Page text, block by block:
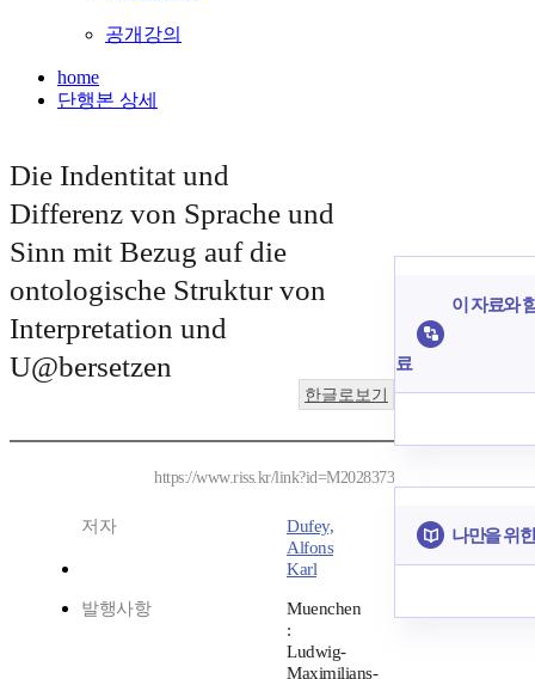
공개강의
home
단행본 상세
Die Indentitat und
Differenz von Sprache und
Sinn mit Bezug auf die
ontologische Struktur von
Interpretation und
U@bersetzen
한글로보기
https://www.riss.kr/link?id=M2028373
저자
Dufey,
Alfons
Karl
발행사항
Muenchen
:
Ludwig-
Maximilians-
이 자료와
료
나만을 위